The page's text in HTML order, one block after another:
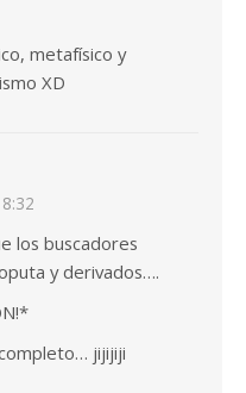
metafísico y
XD
los buscadores
y derivados….
jijijiji